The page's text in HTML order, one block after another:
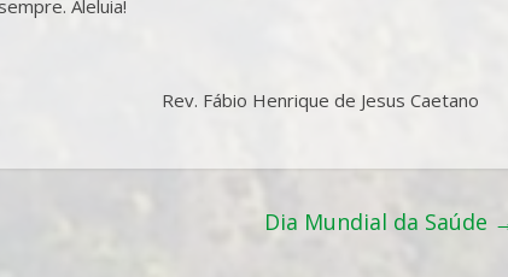
Aleluia!
Rev. Fábio Henrique de Jesus Caetano
Dia Mundial da Saúde